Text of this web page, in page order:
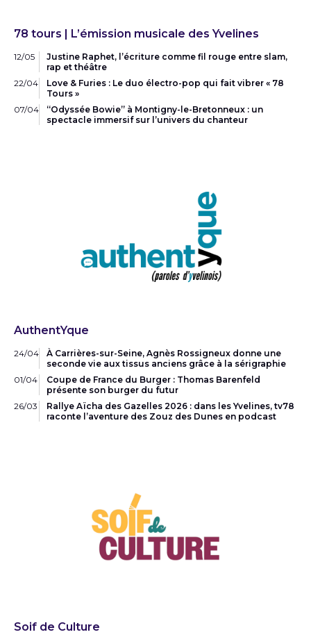
78 tours | L’émission musicale des Yvelines
12/05
Justine Raphet, l’écriture comme fil rouge entre slam,
rap et théâtre
22/04
Love & Furies : Le duo électro-pop qui fait vibrer « 78
Tours »
07/04
“Odyssée Bowie” à Montigny-le-Bretonneux : un
spectacle immersif sur l’univers du chanteur
AuthentYque
24/04
À Carrières-sur-Seine, Agnès Rossigneux donne une
seconde vie aux tissus anciens grâce à la sérigraphie
01/04
Coupe de France du Burger : Thomas Barenfeld
présente son burger du futur
26/03
Rallye Aïcha des Gazelles 2026 : dans les Yvelines, tv78
raconte l’aventure des Zouz des Dunes en podcast
Soif de Culture